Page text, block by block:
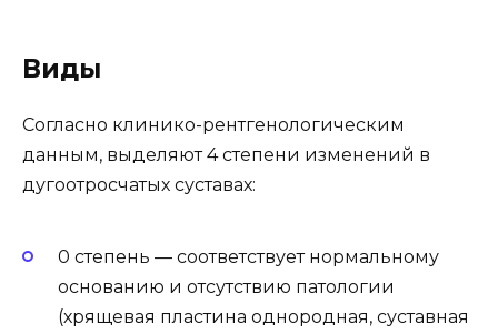
Виды
Согласно клинико-рентгенологическим
данным, выделяют 4 степени изменений в
дугоотросчатых суставах:
0 степень — соответствует нормальному
основанию и отсутствию патологии
(хрящевая пластина однородная, суставная